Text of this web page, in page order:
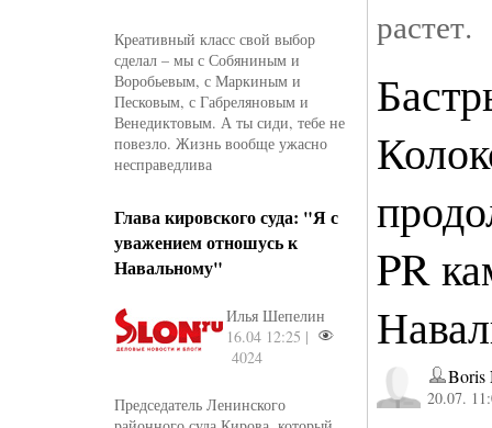
Креативный класс свой выбор
сделал – мы с Собяниным и
Воробьевым, с Маркиным и
Песковым, с Габреляновым и
Венедиктовым. А ты сиди, тебе не
повезло. Жизнь вообще ужасно
несправедлива
Глава кировского суда: "Я с
уважением отношусь к
Навальному"
Илья Шепелин
16.04 12:25 |
4024
Председатель Ленинского
растет.
PR
Boris
20.07.